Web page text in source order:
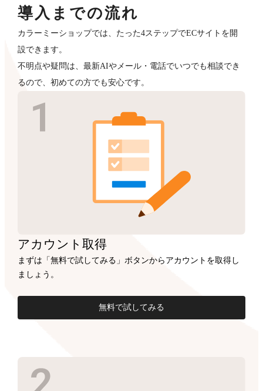
導入までの流れ
カラーミーショップでは、たった4ステップでECサイトを開
設できます。
不明点や疑問は、最新AIやメール・電話でいつでも相談でき
るので、初めての方でも安心です。
アカウント取得
まずは「無料で試してみる」ボタンからアカウントを取得し
ましょう。
無料で試してみる